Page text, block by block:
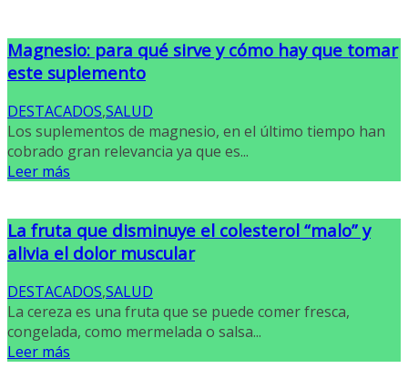
Magnesio: para qué sirve y cómo hay que tomar
este suplemento
DESTACADOS,SALUD
Los suplementos de magnesio, en el último tiempo han
cobrado gran relevancia ya que es...
Leer más
La fruta que disminuye el colesterol “malo” y
alivia el dolor muscular
DESTACADOS,SALUD
La cereza es una fruta que se puede comer fresca,
congelada, como mermelada o salsa...
Leer más